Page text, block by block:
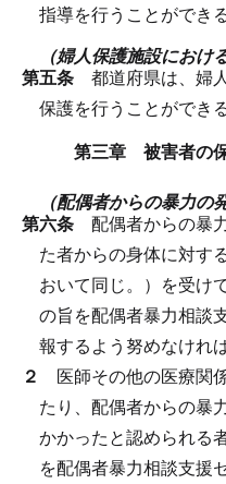
指導を行うことができる
（婦人保護施設におけ
第五条 都道府県は、婦
保護を行うことができる
第三章 被害者の
（配偶者からの暴力の
第六条 配偶者からの暴
た者からの身体に対す
おいて同じ。）を受け
の旨を配偶者暴力相談
報するよう努めなけれ
２ 医師その他の医療関
たり、配偶者からの暴
かかったと認められる
を配偶者暴力相談支援